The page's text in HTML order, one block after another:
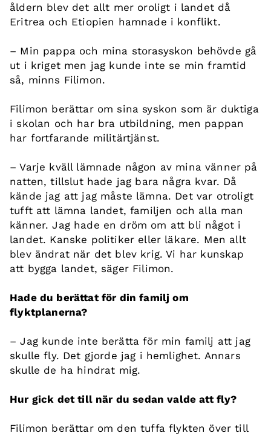
åldern blev det allt mer oroligt i landet då
Eritrea och Etiopien hamnade i konflikt.
– Min pappa och mina storasyskon behövde gå
ut i kriget men jag kunde inte se min framtid
så, minns Filimon.
Filimon berättar om sina syskon som är duktiga
i skolan och har bra utbildning, men pappan
har fortfarande militärtjänst.
– Varje kväll lämnade någon av mina vänner på
natten, tillslut hade jag bara några kvar. Då
kände jag att jag måste lämna. Det var otroligt
tufft att lämna landet, familjen och alla man
känner. Jag hade en dröm om att bli något i
landet. Kanske politiker eller läkare. Men allt
blev ändrat när det blev krig. Vi har kunskap
att bygga landet, säger Filimon.
Hade du berättat för din familj om
flyktplanerna?
– Jag kunde inte berätta för min familj att jag
skulle fly. Det gjorde jag i hemlighet. Annars
skulle de ha hindrat mig.
Hur gick det till när du sedan valde att fly?
Filimon berättar om den tuffa flykten över till